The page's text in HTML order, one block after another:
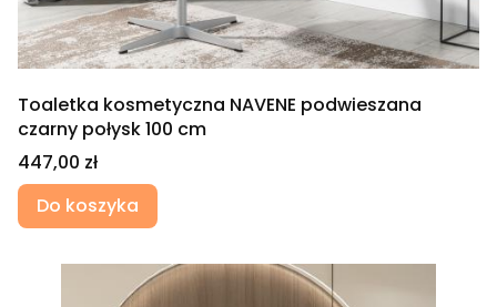
Toaletka kosmetyczna NAVENE podwieszana
czarny połysk 100 cm
Cena
447,00 zł
Do koszyka